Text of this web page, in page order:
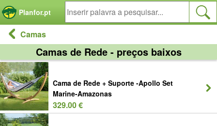
Planfor.pt
Camas
Camas de Rede - preços baixos
Cama de Rede + Suporte -Apollo Set
Marine-Amazonas
329.00 €
Painel de Gerenciamento de Cookies